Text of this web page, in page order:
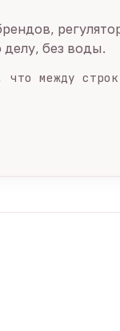
без воды.
между